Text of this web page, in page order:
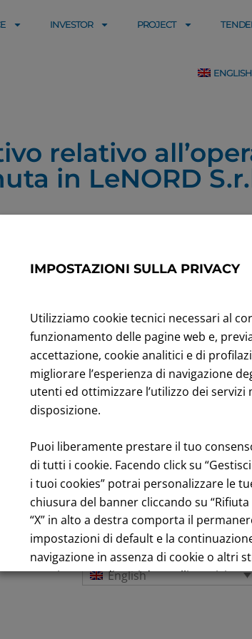
INVESTOR PROJECT
ENGLISH
relativo
in LeNORD
Title performance: On the stock
English
IMPOSTAZIONI SULLA PRIVACY
Utilizziamo cookie tecnici necessari al
funzionamento delle pagine web e,
accettazione, cookie analitici e di
migliorare l’esperienza di navigazione
utenti ed ottimizzare l’utilizzo dei servizi
disposizione.
Puoi liberamente prestare il tuo
di tutti i cookie. Facendo click su “Gestisci
i tuoi cookies” potrai personalizzare le
chiusura del banner cliccando su
“X” in alto a destra comporta il
impostazioni di default e la
navigazione in assenza di cookie o altri
tracciamento diversi da quelli tecnici.